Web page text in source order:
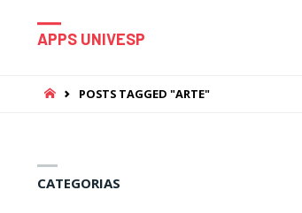
APPS UNIVESP
HOMEPOSTS TAGGED "ARTE"
CATEGORIAS